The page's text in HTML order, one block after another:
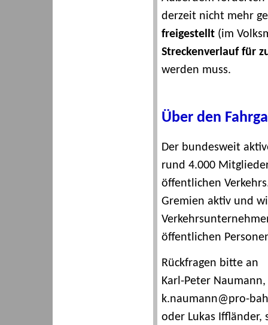
derzeit nicht mehr
freigestellt(im
Streckenverlauf für
werden muss.
Über den
Der bundesweit
rund 4.000
öffentlichen
Gremien aktiv und
öffentlichen
Rückfragen bitte an
Karl-Peter
k.naumann@pro-
oder Lukas Iffländer,